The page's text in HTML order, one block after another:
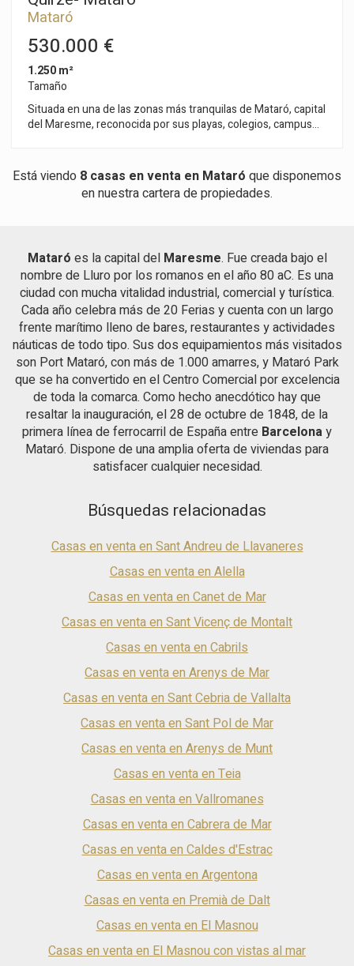
Mataró
530.000 €
1.250 m²
Tamaño
Situada en una de las zonas más tranquilas de Mataró, capital
del Maresme, reconocida por sus playas, colegios, campus
de Mataró, con vistas al mar. Urbanización muy tranquila,
cerca del acceso a la autopista, reconocido colegio, centro
comercial y a 3 minutos en coche del centro con todos los
Separación fondo 3,00 m ARM Altura reguladora 7,00 m
Plantas PB+P1 Densidad 1,00 vivienda Edificación auxiliar 5,00
% Uso dominante Residencial
Está viendo 8 casas en venta en Mataró que disponemos
en nuestra cartera de propiedades.
Mataró es la capital del Maresme. Fue creada bajo el
nombre de Lluro por los romanos en el año 80 aC. Es una
ciudad con mucha vitalidad industrial, comercial y turística.
Cada año celebra más de 20 Ferias y cuenta con un largo
frente marítimo lleno de bares, restaurantes y actividades
náuticas de todo tipo. Sus dos equipamientos más visitados
son Port Mataró, con más de 1.000 amarres, y Mataró Park
que se ha convertido en el Centro Comercial por excelencia
de toda la comarca. Como hecho anecdótico hay que
resaltar la inauguración, el 28 de octubre de 1848, de la
primera línea de ferrocarril de España entre Barcelonay
Mataró. Dispone de una amplia oferta de viviendas para
satisfacer cualquier necesidad.
Búsquedas relacionadas
Casas en venta en Sant Andreu de Llavaneres
Casas en venta en Alella
Casas en venta en Canet de Mar
Casas en venta en Sant Vicenç de Montalt
Casas en venta en Cabrils
Casas en venta en Arenys de Mar
Casas en venta en Sant Cebria de Vallalta
Casas en venta en Sant Pol de Mar
Casas en venta en Arenys de Munt
Casas en venta en Teia
Casas en venta en Vallromanes
Casas en venta en Cabrera de Mar
Casas en venta en Caldes d'Estrac
Casas en venta en Argentona
Casas en venta en Premià de Dalt
Casas en venta en El Masnou
Casas en venta en El Masnou con vistas al mar